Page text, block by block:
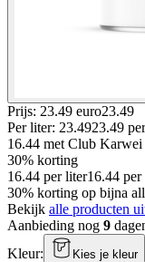
Prijs: 23.49 euro23.49
Per liter: 23.4923.49 per
16.44 met Club Karwei
30% korting
16.44 per liter16.44 per
30% korting op bijna
Bekijk alle producten
Aanbieding nog 9
Kleur: Kies je kleur